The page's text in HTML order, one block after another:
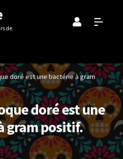
de
doré est une bactérie à gram
doré est une
gram positif.